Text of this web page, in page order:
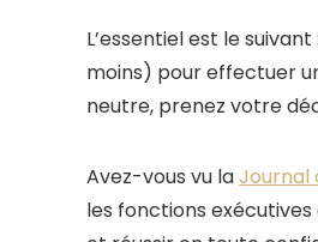
L’essentiel est le
moins) pour effectuer
neutre, prenez votre
Avez-vous vu laJournal
les fonctions